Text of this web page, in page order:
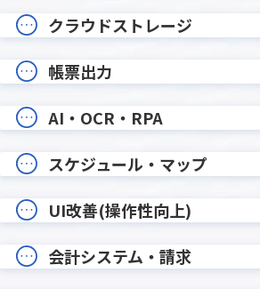
クラウドストレージ
帳票出力
AI・OCR・RPA
スケジュール・マップ
UI改善(操作性向上)
会計システム・請求